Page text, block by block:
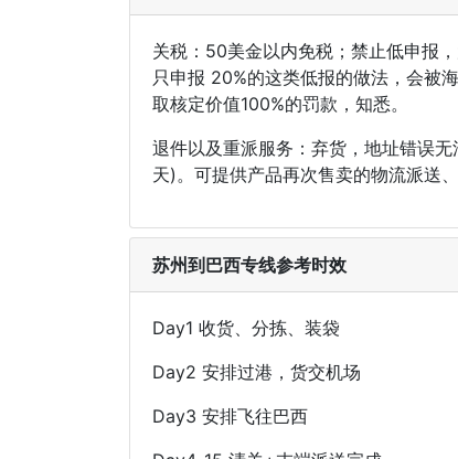
关税：50美金以内免税；禁止低申报
只申报 20%的这类低报的做法，会被
取核定价值100%的罚款，知悉。
退件以及重派服务：弃货，地址错误
天)。可提供产品再次售卖的物流派送
苏州到巴西专线参考时效
Day1 收货、分拣、装袋
Day2 安排过港，货交机场
Day3 安排飞往巴西